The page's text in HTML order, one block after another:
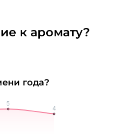
к аромату?
года?